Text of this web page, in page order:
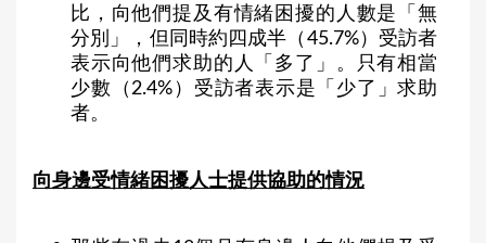
比，向他們提及有情緒困擾的人數是「無
分別」，但同時約四成半（45.7%）受訪者
表示向他們求助的人「多了」。只有相當
少數（2.4%）受訪者表示是「少了」求助
者。
向身邊受情緒困擾人士提供協助的情況